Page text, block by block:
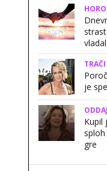
TRAČI
je
Kupil
gre